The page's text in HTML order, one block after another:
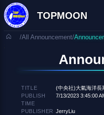
TOPMOON
/All Announcement/
TITLE
(中央社)大氣海洋長
PUBLISH
TIME
7/13/2023 3:45:00
PUBLISHER JerryLiu